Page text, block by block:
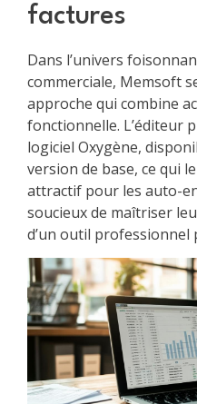
factures
Dans l’univers
commerciale, Memsoft
approche qui combine
fonctionnelle. L’éditeur
logiciel Oxygène,
version de base, ce qui
attractif pour les auto-
soucieux de maîtriser
d’un outil professionnel